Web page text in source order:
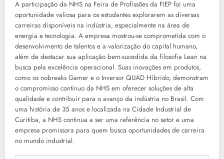
A participação da NHS na Feira de Profissões da FIEP foi uma
oportunidade valiosa para os estudantes explorarem as diversas
carreiras disponíveis na indústria, especialmente na área de
energia e tecnologia. A empresa mostrou-se comprometida com o
desenvolvimento de talentos e a valorização do capital humano,
além de destacar sua aplicação bem-sucedida da filosofia Lean na
busca pela excelência operacional. Suas inovações em produtos,
como os nobreaks Gamer e o Inversor QUAD Híbrido, demonstram
o compromisso contínuo da NHS em oferecer soluções de alta
qualidade e contribuir para o avanço da indústria no Brasil. Com
uma história de 35 anos e localizada na Cidade Industrial de
Curitiba, a NHS continua a ser uma referência no setor e uma
empresa promissora para quem busca oportunidades de carreira
no mundo industrial.